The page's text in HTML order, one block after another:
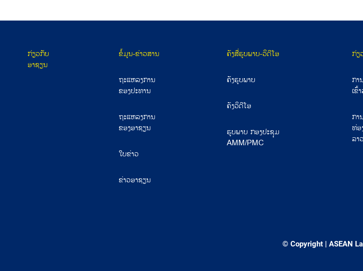
ກ່ຽວກັບ
ອາຊຽນ
ຂໍ້ມູນ-ຂ່າວສານ
ຖະແຫລງການ
ຂອງປະທານ
ຖະແຫລງການ
ຂອງອາຊຽນ
ໃບຂ່າວ
ຂ່າວອາຊຽນ
ຄັງສື່ຮູບພາບ-ວິດີໂອ
ຄັງຮູບພາບ
ຄັງວິດີໂອ
ຮູບພາບ ກອງປະຊຸມ
AMM/PMC
ກ່ຽ
ກາ
ເຂົ້
ກາ
ທ່ອ
ລາວ
© Copyright | ASEAN